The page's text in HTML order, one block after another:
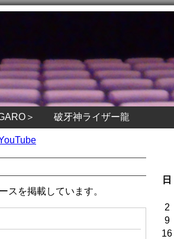
＞ 破牙神ライザー龍
スを掲載しています。
日
2
9
16